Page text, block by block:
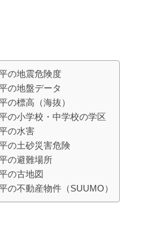
の地震危険度
の地盤データ
の標高（海抜）
の小学校・中学校の学区
の水害
の土砂災害危険
の避難場所
の古地図
の不動産物件（SUUMO）